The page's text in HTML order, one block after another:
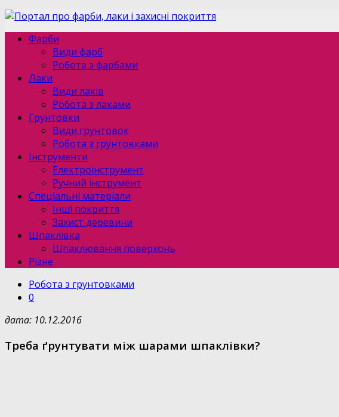
Фарби
Види фарб
Робота з фарбами
Лаки
Види лаків
Робота з лаками
Грунтовки
Види грунтовок
Робота з грунтовками
Інструменти
Електроінструмент
Ручний інструмент
Спеціальні матеріали
Інші покриття
Захист деревини
Шпаклівка
Шпаклювання поверхонь
Різне
Робота з грунтовками
0
дата: 10.12.2016
Треба ґрунтувати між шарами шпаклівки?